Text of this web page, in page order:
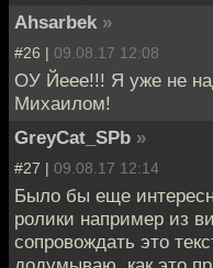
Ahsarbek »
#26 | 09.08.17 12:08
ОУ Йеее!!! Я уже не
Михаилом!
GreyCat_SPb »
#27 | 09.08.17 12:14
Было бы еще
ролики например из
сопровождать это